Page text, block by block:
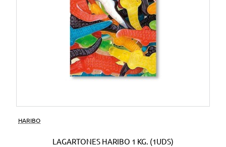
HARIBO
LAGARTONES HARIBO 1 KG. (1UDS)